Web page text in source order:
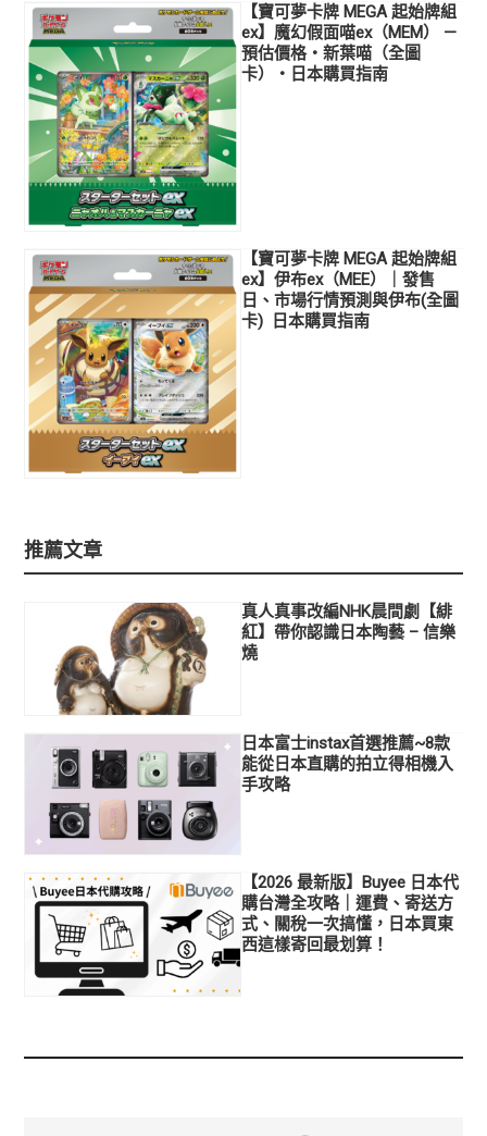
【寶可夢卡牌 MEGA 起始牌組
ex】魔幻假面喵ex（MEM） —
預估價格・新葉喵（全圖
卡）・日本購買指南
【寶可夢卡牌 MEGA 起始牌組
ex】伊布ex（MEE）｜發售
日、市場行情預測與伊布(全圖
卡) 日本購買指南
推薦文章
真人真事改編NHK晨間劇【緋
紅】帶你認識日本陶藝 – 信樂
燒
日本富士instax首選推薦~8款
能從日本直購的拍立得相機入
手攻略
【2026 最新版】Buyee 日本代
購台灣全攻略｜運費、寄送方
式、關稅一次搞懂，日本買東
西這樣寄回最划算！